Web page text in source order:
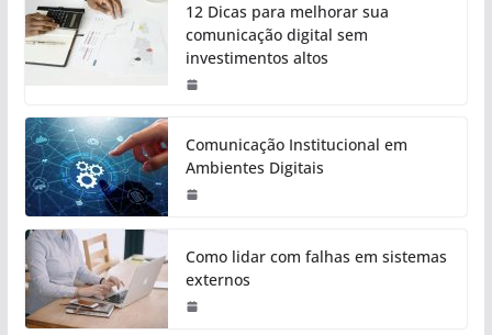
12 Dicas para melhorar sua
comunicação digital sem
investimentos altos
Comunicação Institucional em
Ambientes Digitais
Como lidar com falhas em sistemas
externos